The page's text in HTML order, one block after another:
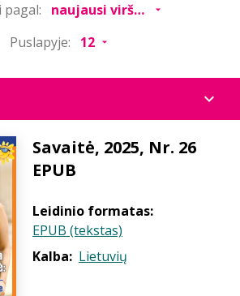
pagal:
Puslapyje:
Savaitė, 2025, Nr. 26
EPUB
Leidinio formatas:
EPUB (tekstas)
Kalba: Lietuvių